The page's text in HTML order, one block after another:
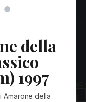
della
1997
Amarone della